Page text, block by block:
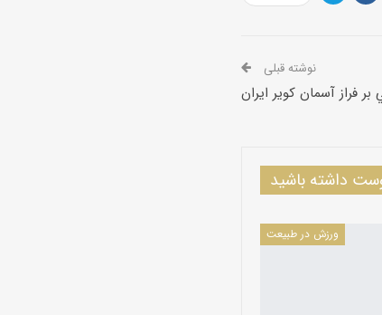
نوشته قبلی
فراز آسمان كوير ايران
داشته باشید
ورزش در طبیعت